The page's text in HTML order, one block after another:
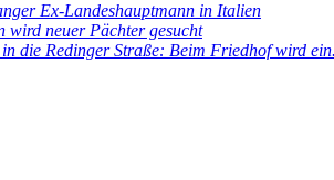
Ex-Landeshauptmann in Italien
wird neuer Pächter gesucht
die Redinger Straße: Beim Friedhof wird